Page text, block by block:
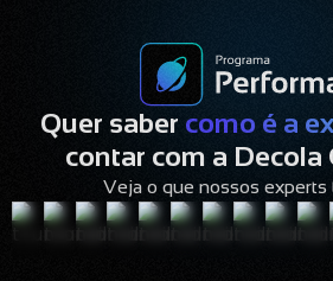
Quer saber como é a
contar com a Decola
Veja o que nossos experts